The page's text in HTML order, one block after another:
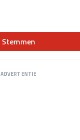
Stemmen
ADVERTENTIE